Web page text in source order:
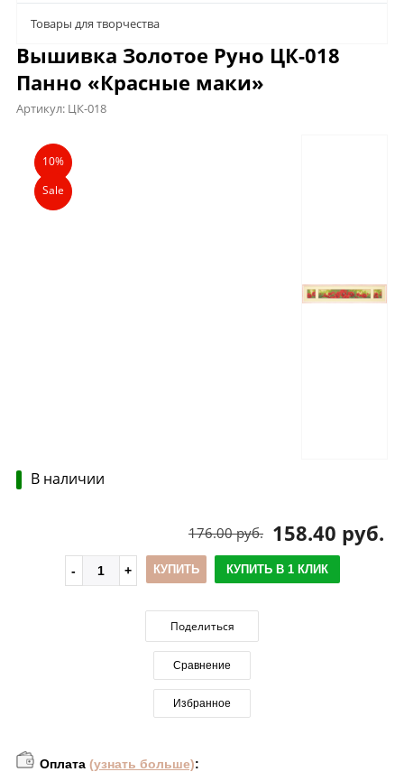
Товары для творчества
Вышивка Золотое Руно ЦК-018
Панно «Красные маки»
Артикул: ЦК-018
Описание
10%
Sale
В наличии
158.40 руб.
176.00 руб.
КУПИТЬ КУПИТЬ В 1 КЛИК
Поделиться
Сравнение
Избранное
Оплата (узнать больше):